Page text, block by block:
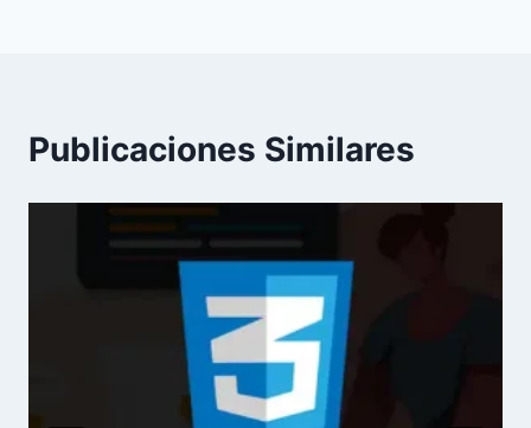
Publicaciones Similares